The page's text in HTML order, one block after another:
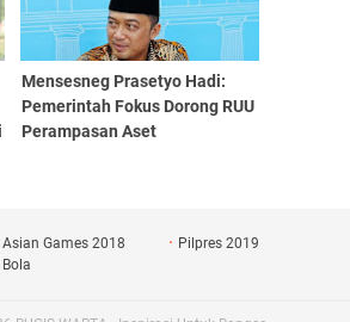
Mensesneg Prasetyo Hadi:
Pemerintah Fokus Dorong RUU
Perampasan Aset
Asian Games 2018
Pilpres 2019
Bola